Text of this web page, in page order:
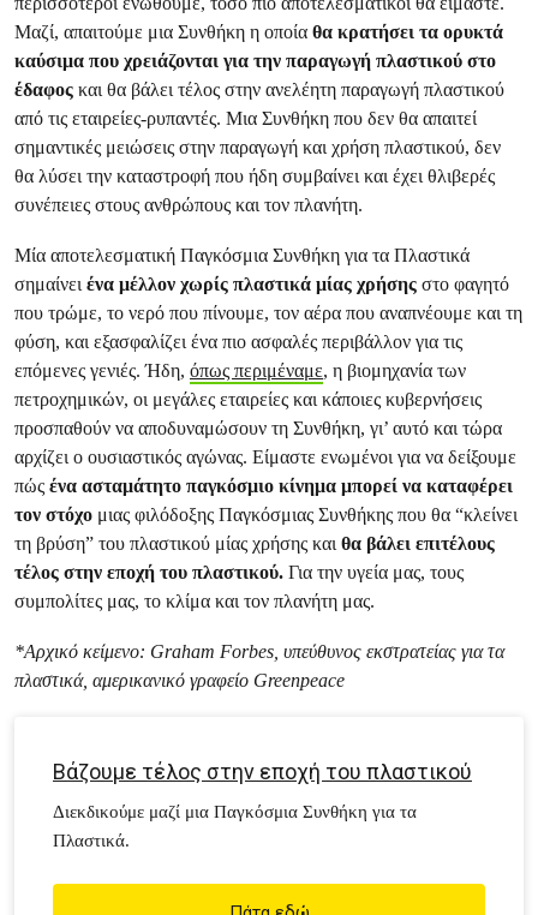
Μαζί, απαιτούμε μια Συνθήκη η οποία θα κρατήσει τα ορυκτά
καύσιμα που χρειάζονται για την παραγωγή πλαστικού στο
έδαφος και θα βάλει τέλος στην ανελέητη παραγωγή πλαστικού
από τις εταιρείες-ρυπαντές. Μια Συνθήκη που δεν θα απαιτεί
σημαντικές μειώσεις στην παραγωγή και χρήση πλαστικού, δεν
θα λύσει την καταστροφή που ήδη συμβαίνει και έχει θλιβερές
συνέπειες στους ανθρώπους και τον πλανήτη.
Μία αποτελεσματική Παγκόσμια Συνθήκη για τα Πλαστικά
σημαίνειένα μέλλον χωρίς πλαστικά μίας χρήσης στο φαγητό
που τρώμε, το νερό που πίνουμε, τον αέρα που αναπνέουμε και τη
φύση, και εξασφαλίζει ένα πιο ασφαλές περιβάλλον για τις
επόμενες γενιές. Ήδη, όπως περιμέναμε, η βιομηχανία των
πετροχημικών, οι μεγάλες εταιρείες και κάποιες κυβερνήσεις
προσπαθούν να αποδυναμώσουν τη Συνθήκη, γι’ αυτό και τώρα
αρχίζει ο ουσιαστικός αγώνας. Είμαστε ενωμένοι για να δείξουμε
πώς ένα ασταμάτητο παγκόσμιο κίνημα μπορεί να καταφέρει
τον στόχο μιας φιλόδοξης Παγκόσμιας Συνθήκης που θα “κλείνει
τη βρύση” του πλαστικού μίας χρήσης καιθα βάλει επιτέλους
τέλος στην εποχή του πλαστικού. Για την υγεία μας, τους
συμπολίτες μας, το κλίμα και τον πλανήτη μας.
*Αρχικό κείμενο: Graham Forbes, υπεύθυνος εκστρατείας για τα
πλαστικά, αμερικανικό γραφείο Greenpeace
Βάζουμε τέλος στην εποχή του πλαστικού
Διεκδικούμε μαζί μια Παγκόσμια Συνθήκη για τα
Πλαστικά.